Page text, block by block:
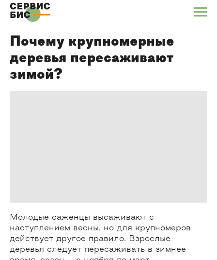
Почему крупномерные
деревья пересаживают
зимой?
Молодые саженцы высаживают с
наступлением весны, но для крупномеров
действует другое правило. Взрослые
деревья следует пересаживать в зимнее